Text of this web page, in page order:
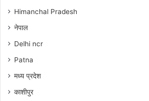
Himanchal Pradesh
नेपाल
Delhi ncr
Patna
मध्य प्रदेश
काशीपुर